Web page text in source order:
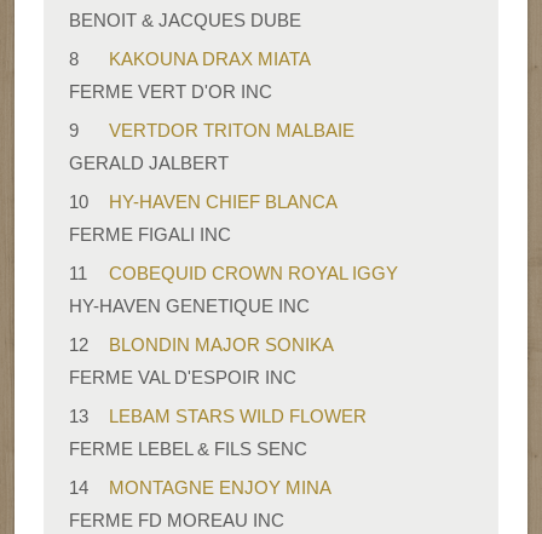
BENOIT & JACQUES DUBE
8
KAKOUNA DRAX MIATA
FERME VERT D'OR INC
9
VERTDOR TRITON MALBAIE
GERALD JALBERT
10
HY-HAVEN CHIEF BLANCA
FERME FIGALI INC
11
COBEQUID CROWN ROYAL IGGY
HY-HAVEN GENETIQUE INC
12
BLONDIN MAJOR SONIKA
FERME VAL D'ESPOIR INC
13
LEBAM STARS WILD FLOWER
FERME LEBEL & FILS SENC
14
MONTAGNE ENJOY MINA
FERME FD MOREAU INC